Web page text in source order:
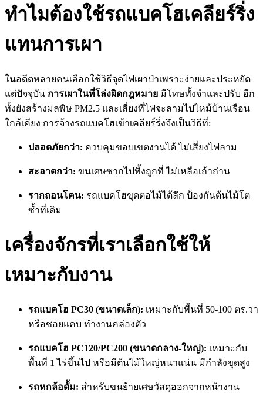
ทำไมต้องใช้รถแบคโฮเคลียร์ริ่ง
แทนการเผา
ในอดีตหลายคนเลือกใช้วิธีจุดไฟเผาป่าเพราะง่ายและประหยัด
แต่ปัจจุบัน การเผาในที่โล่งผิดกฎหมาย มีโทษทั้งจำและปรับ อีก
ทั้งยังสร้างมลพิษ PM2.5 และเสี่ยงที่ไฟจะลามไปไหม้บ้านเรือน
ใกล้เคียง การจ้างรถแบคโฮเข้าเคลียร์ริ่งจึงเป็นวิธีที่:
ปลอดภัยกว่า: ควบคุมขอบเขตงานได้ ไม่เสี่ยงไฟลาม
สะอาดกว่า: ขนเศษซากไปทิ้งถูกที่ ไม่เหลือเถ้าถ่าน
รากถอนโคน: รถแบคโฮขุดตอไม้ได้ลึก ป้องกันต้นไม้โต
ซ้ำที่เดิม
เครื่องจักรที่เราเลือกใช้ให้
เหมาะกับงาน
รถแบคโฮ PC30 (ขนาดเล็ก): เหมาะกับพื้นที่ 50-100 ตร.วา
หรือซอยแคบ ทำงานคล่องตัว
รถแบคโฮ PC120/PC200 (ขนาดกลาง-ใหญ่): เหมาะกับ
พื้นที่ 1 ไร่ขึ้นไป หรือมีต้นไม้ใหญ่หนาแน่น มีกำลังขุดสูง
รถหกล้อดั้ม: สำหรับขนย้ายเศษวัสดุออกจากหน้างาน